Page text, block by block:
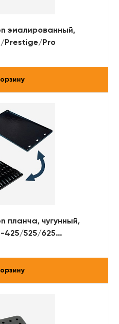
эмалированный,
Prestige/Pro
планча, чугунный,
425/525/625